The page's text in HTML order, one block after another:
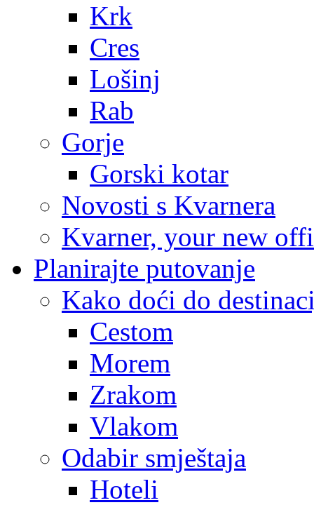
Krk
Cres
Lošinj
Rab
Gorje
Gorski kotar
Novosti s Kvarnera
Kvarner, your new
Planirajte putovanje
Kako doći do
Cestom
Morem
Zrakom
Vlakom
Odabir smještaja
Hoteli